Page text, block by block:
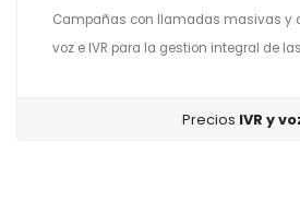
Campañas con llamadas masivas y
voz e IVR para la gestion integral de
Precios IVR y